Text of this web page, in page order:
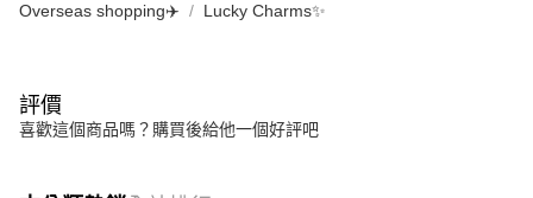
Overseas shopping✈️ Lucky Charms✨
評價
喜歡這個商品嗎？購買後給他一個好評吧